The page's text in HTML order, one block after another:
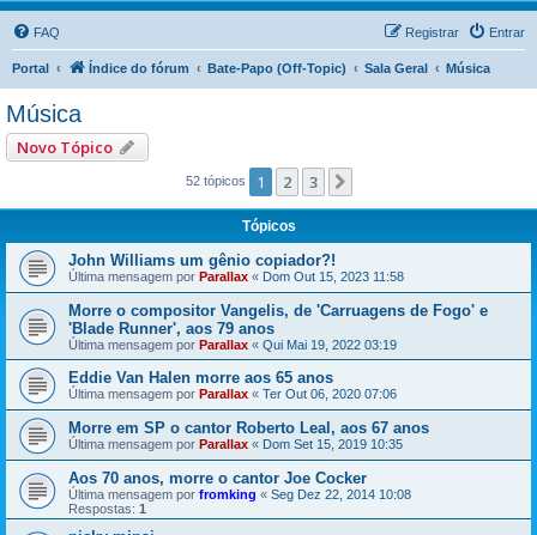
FAQ Entrar
Registrar
Portal Índice do fórum Bate-Papo (Off-Topic) Sala Geral Música
Música
Novo Tópico
52 tópicos 1 2 3
Tópicos
John Williams um gênio copiador?!
Última mensagem por Parallax « Dom Out 15, 2023 11:58
Morre o compositor Vangelis, de 'Carruagens de Fogo' e
'Blade Runner', aos 79 anos
Última mensagem por Parallax « Qui Mai 19, 2022 03:19
Eddie Van Halen morre aos 65 anos
Última mensagem por Parallax « Ter Out 06, 2020 07:06
Morre em SP o cantor Roberto Leal, aos 67 anos
Última mensagem por Parallax « Dom Set 15, 2019 10:35
Aos 70 anos, morre o cantor Joe Cocker
Última mensagem por fromking « Seg Dez 22, 2014 10:08
Respostas: 1